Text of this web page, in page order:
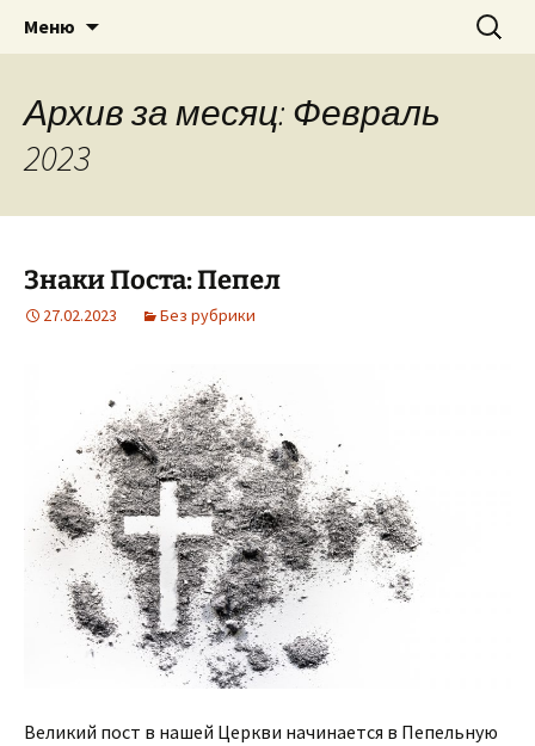
Римско-католическая
церковь в Саратове
Приход святого Климента
Меню Найти:
Архив за месяц: Февраль
2023
Знаки Поста: Пепел
27.02.2023 Без рубрики
Великий пост в нашей Церкви начинается в Пепельную